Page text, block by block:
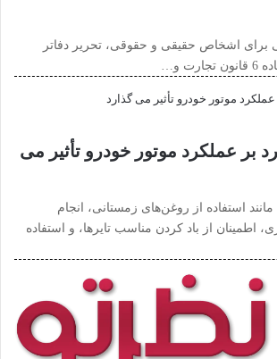
برای اشخاص حقیقی و حقوقی، تحریر دفاتر
و…
بر عملکرد موتور خودرو تأثیر می
استفاده از روغن‌های زمستانی، انجام
اطمینان از باد کردن مناسب تایرها، و استفاده